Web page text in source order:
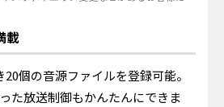
載
個の音源ファイルを登録可能。
た放送制御もかんたんにできま